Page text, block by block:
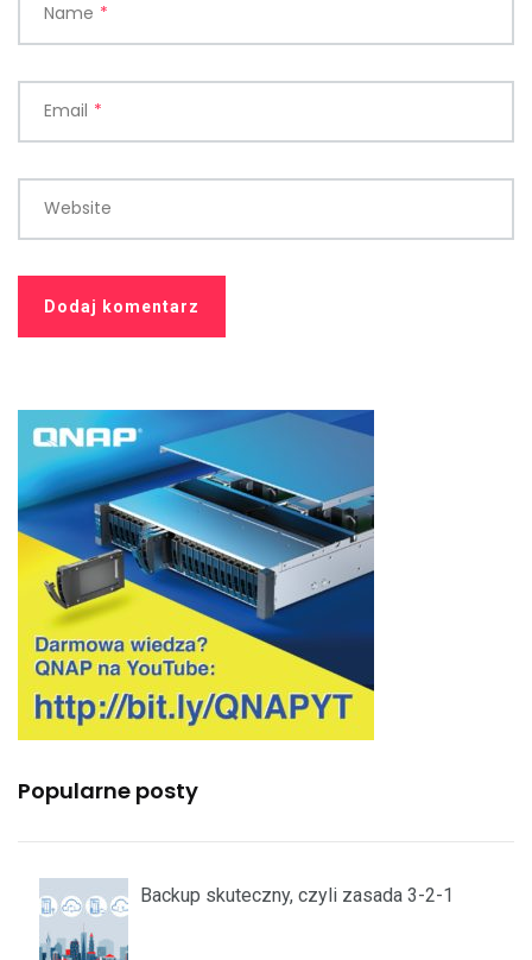
Name *
Email *
Website
Popularne posty
Backup skuteczny, czyli zasada 3-2-1